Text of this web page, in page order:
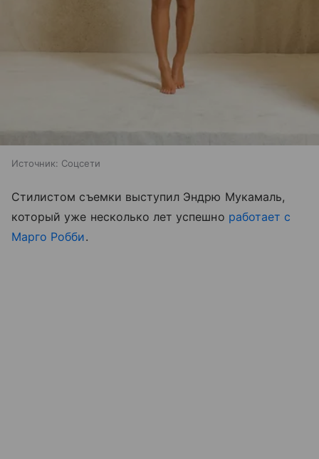
Источник: Соцсети
Стилистом съемки выступил Эндрю Мукамаль,
который уже несколько лет успешно работает с
Марго Робби.